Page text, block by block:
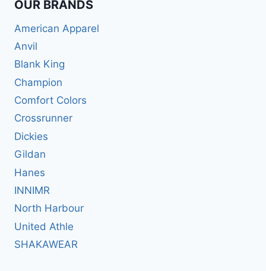
OUR BRANDS
American Apparel
Anvil
Blank King
Champion
Comfort Colors
Crossrunner
Dickies
Gildan
Hanes
INNIMR
North Harbour
United Athle
SHAKAWEAR